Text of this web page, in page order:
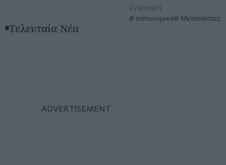
έγγραφα
αστυνομικά Μετανάστες
Τελευταία Νέα